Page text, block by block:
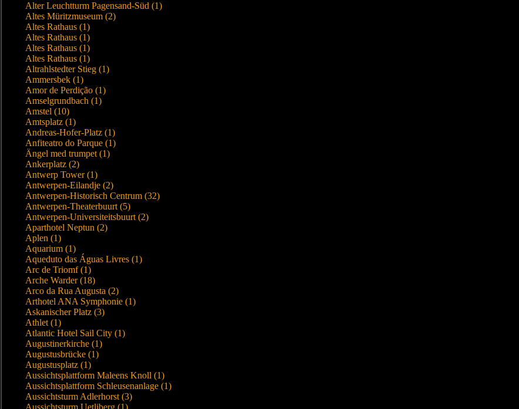
Alter Leuchtturm Pagensand-Süd (1)
Altes Müritzmuseum (2)
Altes Rathaus (1)
Altes Rathaus (1)
Altes Rathaus (1)
Altes Rathaus (1)
Altrahlstedter Stieg (1)
Ammersbek (1)
Amor de Perdição (1)
Amselgrundbach (1)
Amstel (10)
Amtsplatz (1)
Andreas-Hofer-Platz (1)
Anfiteatro do Parque (1)
Ängel med trumpet (1)
Ankerplatz (2)
Antwerp Tower (1)
Antwerpen-Eilandje (2)
Antwerpen-Historisch Centrum (32)
Antwerpen-Theaterbuurt (5)
Antwerpen-Universiteitsbuurt (2)
Aparthotel Neptun (2)
Aplen (1)
Aquarium (1)
Aqueduto das Águas Livres (1)
Arc de Triomf (1)
Arche Warder (18)
Arco da Rua Augusta (2)
Arthotel ANA Symphonie (1)
Askanischer Platz (3)
Athlet (1)
Atlantic Hotel Sail City (1)
Augustinerkirche (1)
Augustusbrücke (1)
Augustusplatz (1)
Aussichtsplattform Maleens Knoll (1)
Aussichtsplattform Schleusenanlage (1)
Aussichtsturm Adlerhorst (3)
Aussichtsturm Uetliberg (1)